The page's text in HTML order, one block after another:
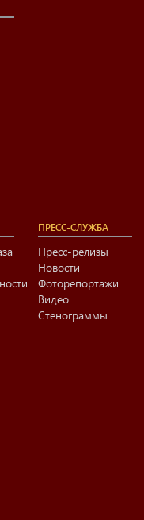
ПРЕСС-СЛУЖБА
Пресс-релизы
Новости
Фоторепортажи
Видео
Стенограммы